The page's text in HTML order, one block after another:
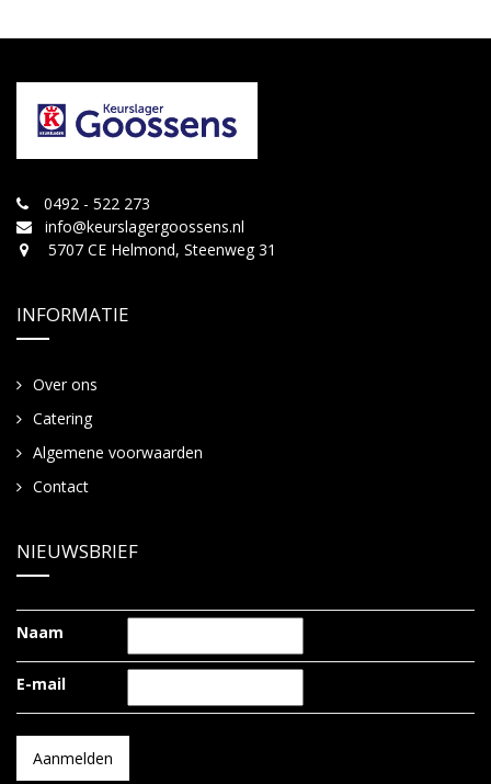
0492 - 522 273
info@keurslagergoossens.nl
5707 CE Helmond, Steenweg 31
INFORMATIE
Over ons
Catering
Algemene voorwaarden
Contact
NIEUWSBRIEF
Naam
E-mail